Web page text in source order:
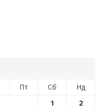
Пт Сб
Нд
1
2